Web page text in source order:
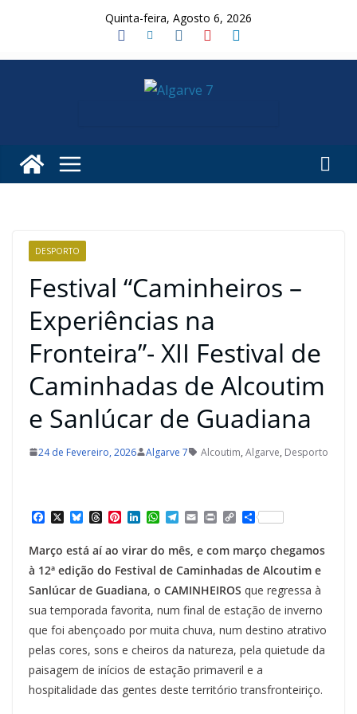
Quinta-feira, Agosto 6, 2026
DESPORTO
Festival “Caminheiros –
Experiências na
Fronteira”- XII Festival de
Caminhadas de Alcoutim
e Sanlúcar de Guadiana
24 de Fevereiro, 2026 Algarve 7 Alcoutim, Algarve, Desporto
a
e
b
o
o
k
X B
u
e
s
k
y
T
h
r
e
a
d
s
P
t
e
r
e
s
t
L
k
e
d
I
n
W
h
t
s
A
p
p
T
e
l
e
g
r
a
m
E
m
i
l
P
n
t
C
o
y
L
i
n
k
S
h
r
e
Março está aí ao virar do mês, e com março chegamos
à 12ª edição do Festival de Caminhadas de Alcoutim e
Sanlúcar de Guadiana, o CAMINHEIROS que regressa à
sua temporada favorita, num final de estação de inverno
que foi abençoado por muita chuva, num destino atrativo
pelas cores, sons e cheiros da natureza, pela quietude da
paisagem de inícios de estação primaveril e a
hospitalidade das gentes deste território transfronteiriço.